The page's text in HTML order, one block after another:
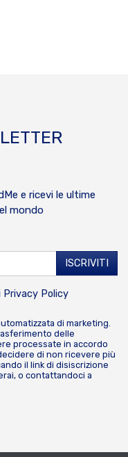
e ricevi le ultime
mondo
Privacy Policy
di marketing.
delle
processate in accordo
di non ricevere più
il link di disiscrizione
o contattandoci a